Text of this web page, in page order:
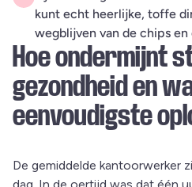
kunt echt heerlijke, toffe
wegblijven van de chips en
Hoe ondermijnt
gezondheid en
eenvoudigste
De gemiddelde kantoorwerker